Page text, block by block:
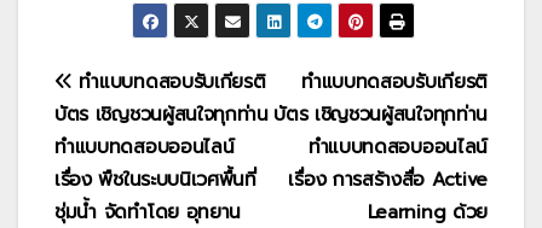
แนะแนว
เรื่อง
ทำแบบทดสอบรับเกียรติ
บัตร เชิญชวนผู้สนใจทุกท่าน
ทำแบบทดสอบออนไลน์
เรื่อง การสร้างสื่อ Active
Learning ด้วย
ทำแบบทดสอบรับเกียรติ
บัตร เชิญชวนผู้สนใจทุกท่าน
ทำแบบทดสอบออนไลน์
เรื่อง พืชในระบบนิเวศพื้นที่
ชุ่มน้ำ จัดทำโดย อุทยาน